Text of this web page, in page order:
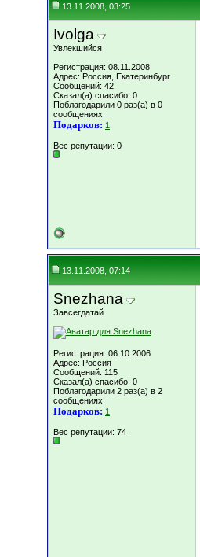
13.11.2008, 03:25
Ivolga
Увлекшийся
Регистрация: 08.11.2008
Адрес: Россия, Екатеринбург
Сообщений: 42
Сказал(а) спасибо: 0
Поблагодарили 0 раз(а) в 0
сообщениях
Подарков: 1
Вес репутации: 0
13.11.2008, 07:14
Snezhana
Завсегдатай
Регистрация: 06.10.2006
Адрес: Россия
Сообщений: 115
Сказал(а) спасибо: 0
Поблагодарили 2 раз(а) в 2
сообщениях
Подарков: 1
Вес репутации: 74